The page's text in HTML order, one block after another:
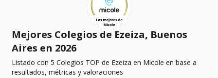
Mejores Colegios de Ezeiza, Buenos
Aires en 2026
Listado con 5 Colegios TOP de Ezeiza en Micole en base a
resultados, métricas y valoraciones